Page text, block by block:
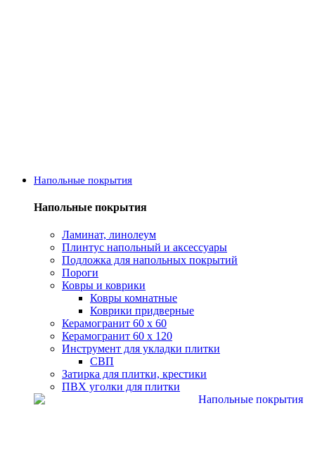
Напольные покрытия
Напольные покрытия
Ламинат, линолеум
Плинтус напольный и аксессуары
Подложка для напольных покрытий
Пороги
Ковры и коврики
Ковры комнатные
Коврики придверные
Керамогранит 60 х 60
Керамогранит 60 х 120
Инструмент для укладки плитки
СВП
Затирка для плитки, крестики
ПВХ уголки для плитки